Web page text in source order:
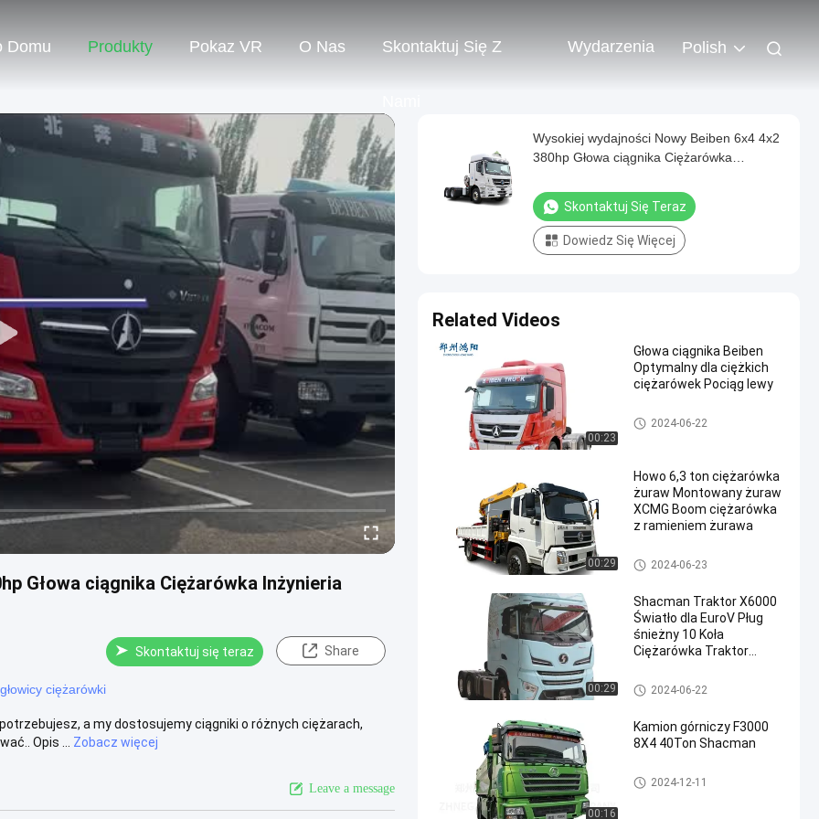
Domu Produkty Pokaz VR O Nas Skontaktuj Się Z Wydarzenia Polish
Głowa ciągnika Ciężarówka Inżynieria
Skontaktuj się teraz Share
ciężarówki
a my dostosujemy ciągniki o różnych ciężarach,
Opis ...
Zobacz więcej
Leave a message
Wysokiej wydajności Nowy Beiben 6x4 4x2
380hp Głowa ciągnika Ciężarówka
Skontaktuj Się Teraz
Dowiedz Się Więcej
Related Videos
00:23
Głowa ciągnika Beiben
Optymalny dla ciężkich
ciężarówek Pociąg lewy
Ciężarówka Beiben
2024-06-22
00:29
Howo 6,3 ton ciężarówka
żuraw Montowany żuraw
XCMG Boom ciężarówka
z ramieniem żurawa
Dźwig2024-06-23
00:29
Shacman Traktor X6000
Światło dla EuroV Pług
śnieżny 10 Koła
Ciężarówka Traktor
Ewolucja
Pociąg ciągnikowy Shacman
2024-06-22
00:16
Kamion górniczy F3000
8X4 40Ton Shacman
Wywrotka SHACMAN
2024-12-11